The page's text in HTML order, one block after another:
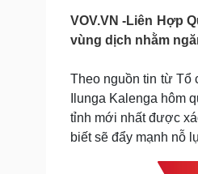
Tin nóng
Tư vấn luật
Sức khỏe
Dinh dưỡng - món ngon
Cây thuốc
VOV.VN -Liên Hợp
vùng dịch nhằm
Theo nguồn tin từ Tổ
Ilunga Kalenga hôm
tỉnh mới nhất được
biết sẽ đẩy mạnh nỗ